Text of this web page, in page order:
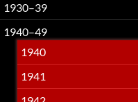
1930–39
1940–49
1940
1941